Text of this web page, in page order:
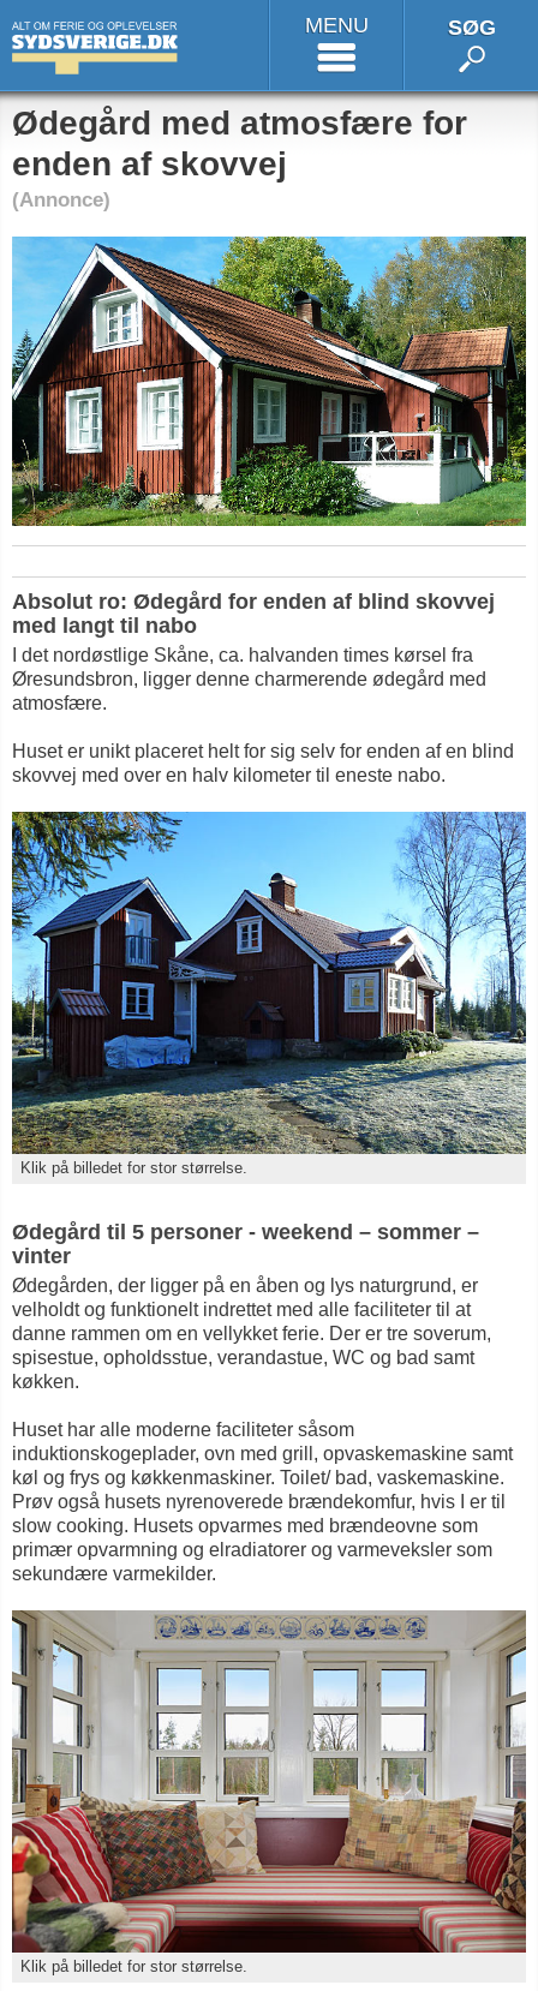
MENU SØG
Ødegård med atmosfære for
enden af skovvej
(Annonce)
Absolut ro: Ødegård for enden af blind skovvej
med langt til nabo
I det nordøstlige Skåne, ca. halvanden times kørsel fra
Øresundsbron, ligger denne charmerende ødegård med
atmosfære.
Huset er unikt placeret helt for sig selv for enden af en blind
skovvej med over en halv kilometer til eneste nabo.
Klik på billedet for stor størrelse.
Ødegård til 5 personer - weekend – sommer –
vinter
Ødegården, der ligger på en åben og lys naturgrund, er
velholdt og funktionelt indrettet med alle faciliteter til at
danne rammen om en vellykket ferie. Der er tre soverum,
spisestue, opholdsstue, verandastue, WC og bad samt
køkken.
Huset har alle moderne faciliteter såsom
induktionskogeplader, ovn med grill, opvaskemaskine samt
køl og frys og køkkenmaskiner. Toilet/ bad, vaskemaskine.
Prøv også husets nyrenoverede brændekomfur, hvis I er til
slow cooking. Husets opvarmes med brændeovne som
primær opvarmning og elradiatorer og varmeveksler som
sekundære varmekilder.
Klik på billedet for stor størrelse.